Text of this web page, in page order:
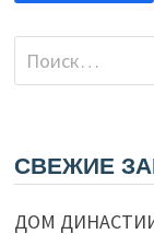
Найти:
СВЕЖИЕ
ДОМ